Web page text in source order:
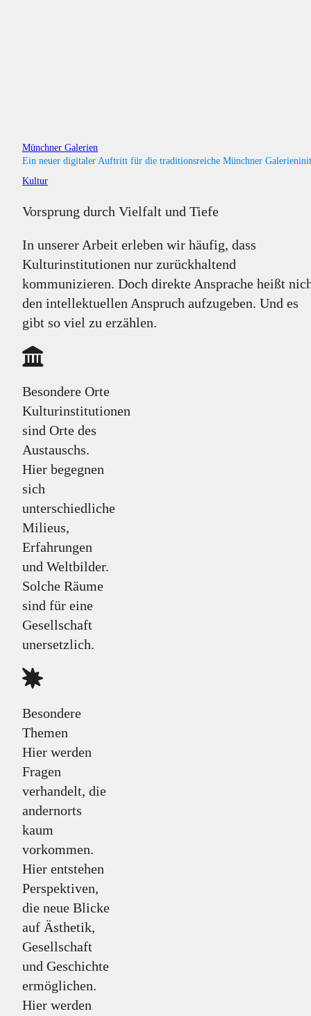
Münchner Galerien
Ein neuer digitaler Auftritt für die traditionsreiche Münchner
Kultur
Vorsprung durch Vielfalt und Tiefe
In unserer Arbeit erleben wir häufig, dass
Kulturinstitutionen nur zurückhaltend
kommunizieren. Doch direkte Ansprache heißt
den intellektuellen Anspruch aufzugeben. Und es
gibt so viel zu erzählen.
Besondere Orte
Kulturinstitutionen
sind Orte des
Austauschs.
Hier begegnen
sich
unterschiedliche
Milieus,
Erfahrungen
und Weltbilder.
Solche Räume
sind für eine
Gesellschaft
unersetzlich.
Besondere
Themen
Hier werden
Fragen
verhandelt, die
andernorts
kaum
vorkommen.
Hier entstehen
Perspektiven,
die neue Blicke
auf Ästhetik,
Gesellschaft
und Geschichte
ermöglichen.
Hier werden